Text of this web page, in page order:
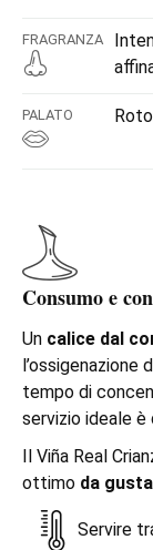
FRAGRANZA
PALATO
Consumo e
Un calice dal
tempo di
servizio ideale è
Il Viña Real
ottimo da
Servire